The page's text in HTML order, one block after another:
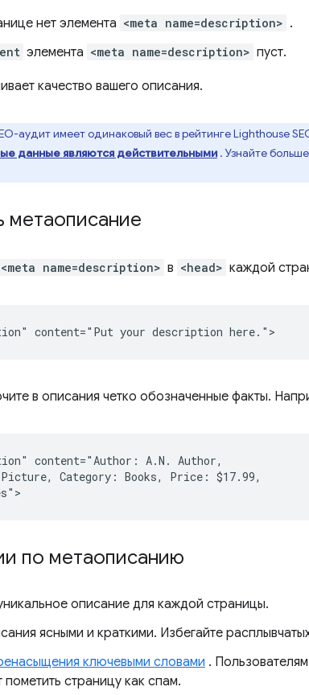
нет элемента <meta name=description> .
элемента <meta name=description> пуст.
качество вашего описания.
аудит имеет одинаковый вес в рейтинге Lighthouse
данные являются действительными . Узнайте
метаописание
<meta name=description> в <head> каждой
в описания четко обозначенные факты.
content="Author: A.N. Author,
Category: Books, Price: $17.99,
по метаописанию
описание для каждой страницы.
ясными и краткими. Избегайте
ключевыми словами .
пометить страницу как спам.